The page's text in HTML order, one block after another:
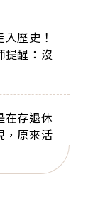
歷史！
提醒：沒
在存退休
，原來活